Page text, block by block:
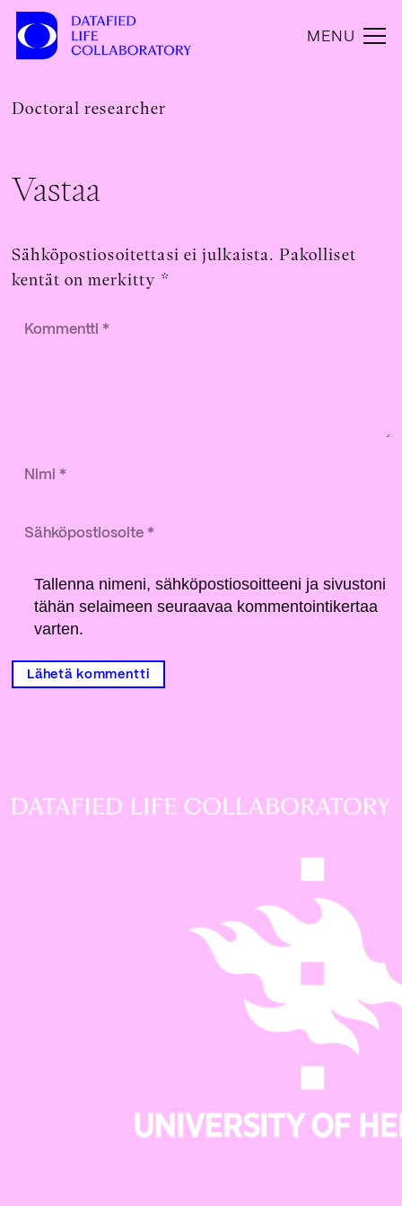
MENU
Doctoral researcher
Vastaa
Sähköpostiosoitettasi ei julkaista. Pakolliset
kentät on merkitty *
Tallenna nimeni, sähköpostiosoitteeni ja sivustoni
tähän selaimeen seuraavaa kommentointikertaa
varten.
Lähetä kommentti